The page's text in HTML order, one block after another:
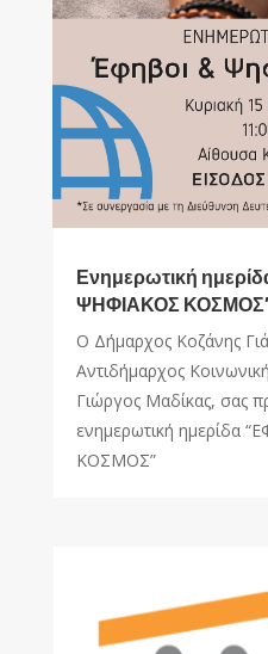
Ενημερωτική
ΨΗΦΙΑΚΟΣ
Ο Δήμαρχος Κοζάνης
Αντιδήμαρχος
Γιώργος Μαδίκας, σας
ενημερωτική ημερίδα
ΚΟΣΜΟΣ”